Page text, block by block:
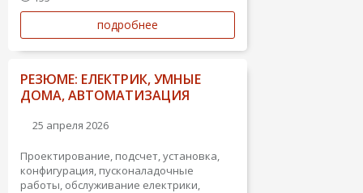
подробнее
РЕЗЮМЕ: ЕЛЕКТРИК, УМНЫЕ
ДОМА, АВТОМАТИЗАЦИЯ
25 апреля 2026
Проектирование, подсчет, установка,
конфигурация, пусконаладочные
работы, обслуживание електрики,